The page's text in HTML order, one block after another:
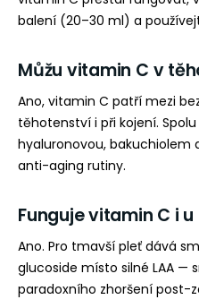
balení (20–30 ml) a
Můžu vitamin C v
Ano, vitamin C patří mezi
těhotenství i při kojení.
hyaluronovou, bakuchiolem
anti-aging rutiny.
Funguje vitamin C i
Ano. Pro tmavší pleť dává
glucoside místo silné LAA —
paradoxního zhoršení post-